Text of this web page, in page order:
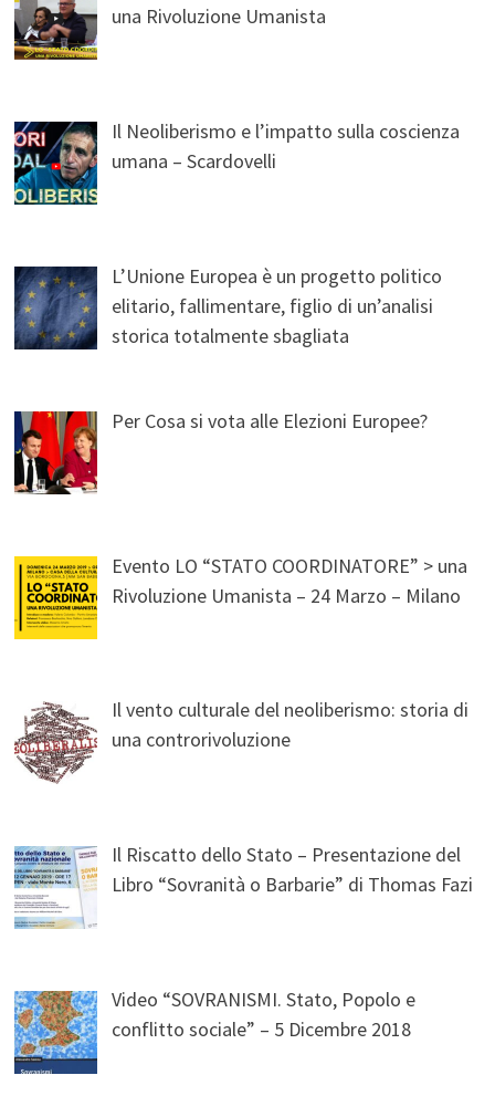
una Rivoluzione Umanista
Il Neoliberismo e l’impatto sulla coscienza
umana – Scardovelli
L’Unione Europea è un progetto politico
elitario, fallimentare, figlio di un’analisi
storica totalmente sbagliata
Per Cosa si vota alle Elezioni Europee?
Evento LO “STATO COORDINATORE” > una
Rivoluzione Umanista – 24 Marzo – Milano
Il vento culturale del neoliberismo: storia di
una controrivoluzione
Il Riscatto dello Stato – Presentazione del
Libro “Sovranità o Barbarie” di Thomas Fazi
Video “SOVRANISMI. Stato, Popolo e
conflitto sociale” – 5 Dicembre 2018